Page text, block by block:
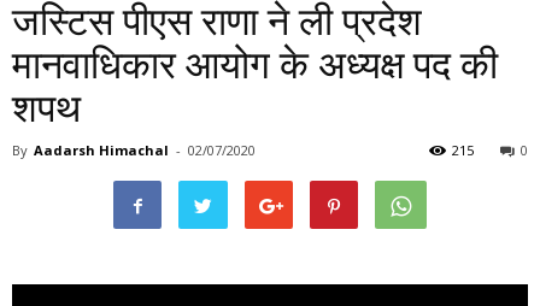
जस्टिस पीएस राणा ने ली प्रदेश
मानवाधिकार आयोग के अध्यक्ष पद की
शपथ
By Aadarsh Himachal - 02/07/2020 0
215